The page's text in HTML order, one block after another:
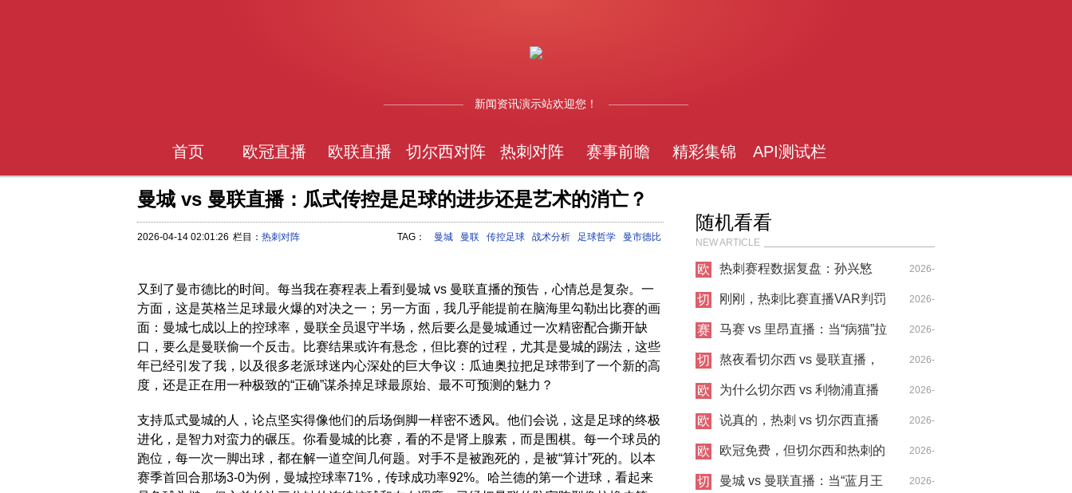
新闻资讯演示站欢迎您！
首页 欧冠直播 欧联直播 切尔西对阵 热刺对阵 赛事前瞻 精彩集锦 API测试栏
曼城 vs 曼联直播：瓜式传控是足球的进步还是艺术的消亡？
2026-04-14 02:01:26 栏目： 热刺对阵 TAG： 曼城 曼联 传控足球 战术分析 足球哲学 曼市德比
又到了曼市德比的时间。每当我在赛程表上看到曼城 vs 曼联直播的预告，心情总是复杂。一
方面，这是英格兰足球最火爆的对决之一；另一方面，我几乎能提前在脑海里勾勒出比赛的画
面：曼城七成以上的控球率，曼联全员退守半场，然后要么是曼城通过一次精密配合撕开缺
口，要么是曼联偷一个反击。比赛结果或许有悬念，但比赛的过程，尤其是曼城的踢法，这些
年已经引发了我，以及很多老派球迷内心深处的巨大争议：瓜迪奥拉把足球带到了一个新的高
度，还是正在用一种极致的“正确”谋杀掉足球最原始、最不可预测的魅力？
支持瓜式曼城的人，论点坚实得像他们的后场倒脚一样密不透风。他们会说，这是足球的终极
进化，是智力对蛮力的碾压。你看曼城的比赛，看的不是肾上腺素，而是围棋。每一个球员的
跑位，每一次一脚出球，都在解一道空间几何题。对手不是被跑死的，是被“算计”死的。以本
赛季首回合那场3-0为例，曼城控球率71%，传球成功率92%。哈兰德的第一个进球，看起来
随机看看
NEW ARTICLE
欧
直
热刺赛程数据复盘：孙兴慜
的“逆足”生存法则与蓝桥裂痕
2026-
04-29
切
西
点
刚刚，热刺比赛直播VAR判罚
引爆全网，这球看得我血压飙
升
2026-
04-26
赛
前
马赛 vs 里昂直播：当“病猫”拉
卡泽特遇上“独狼”奥巴梅扬，
谁才是真正的法甲老炮？
2026-
04-14
切
西
他
阵
熬夜看切尔西 vs 曼联直播，
这比赛把我看麻了
2026-
04-21
欧
直
为什么切尔西 vs 利物浦直播
让人看得血压飙升？积分榜就
是这么残酷
2026-
04-26
欧
直
说真的，热刺 vs 切尔西直播
让我血压飙到180
2026-
04-26
欧
直
欧冠免费，但切尔西和热刺的
债谁来还？——从收费争议看
2026-
05-05
切
曼城 vs 曼联直播：当“蓝月王 2026-